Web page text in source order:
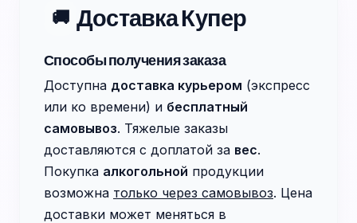
🚚 Доставка Купер
Способы получения заказа
Доступна доставка курьером (экспресс
или ко времени) и бесплатный
самовывоз. Тяжелые заказы
доставляются с доплатой за вес.
Покупка алкогольной продукции
возможна только через самовывоз. Цена
доставки может меняться в